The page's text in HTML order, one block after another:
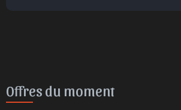
Offres du moment